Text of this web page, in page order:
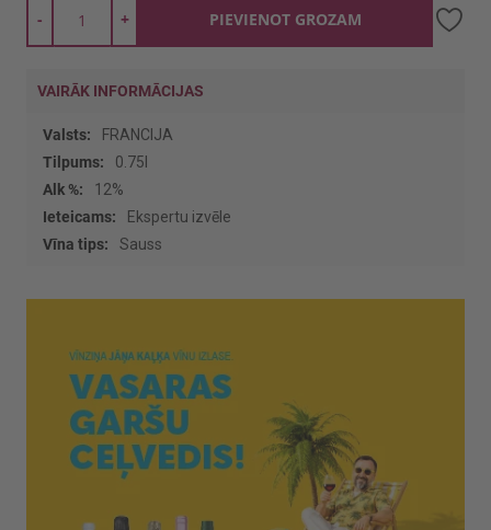
+
- PIEVIENOT GROZAM
VAIRĀK INFORMĀCIJAS
Vairāk
informācijas
FRANCIJA
0.75l
12%
Ekspertu izvēle
Sauss